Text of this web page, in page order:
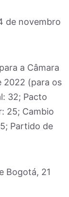
de novembro
a Câmara
2022 (para os
32; Pacto
25; Cambio
Partido de
Bogotá, 21